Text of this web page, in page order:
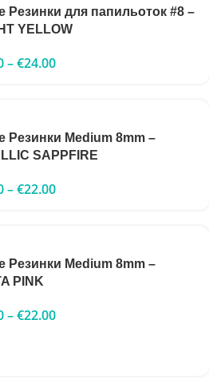
Резинки для папильоток #8 –
YELLOW
–€24.00
Резинки Medium 8mm –
SAPPFIRE
–€22.00
Резинки Medium 8mm –
PINK
–€22.00